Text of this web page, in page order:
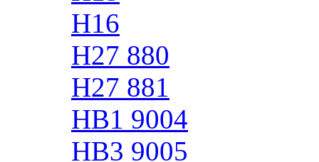
H16
H27 880
H27 881
HB1 9004
HB3 9005